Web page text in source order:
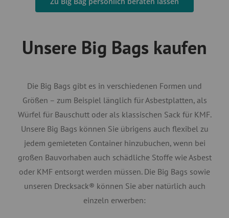
Unsere Big Bags kaufen
Die Big Bags gibt es in verschiedenen Formen und
Größen – zum Beispiel länglich für Asbestplatten, als
Würfel für Bauschutt oder als klassischen Sack für KMF.
Unsere Big Bags können Sie übrigens auch flexibel zu
jedem gemieteten Container hinzubuchen, wenn bei
großen Bauvorhaben auch schädliche Stoffe wie Asbest
oder KMF entsorgt werden müssen. Die Big Bags sowie
unseren Drecksack® können Sie aber natürlich auch
einzeln erwerben: